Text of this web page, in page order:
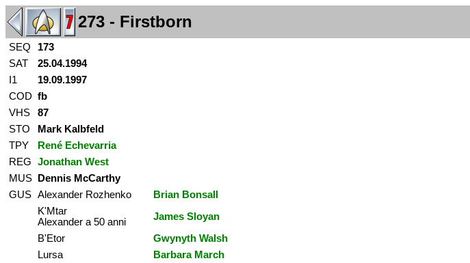
273 - Firstborn
SEQ
173
SAT
25.04.1994
I1
19.09.1997
COD fb
VHS
87
STO
Mark Kalbfeld
TPY
René Echevarria
REG
Jonathan West
MUS
Dennis McCarthy
GUS Alexander Rozhenko
Brian Bonsall
K'Mtar
Alexander a 50 anni
James Sloyan
B'Etor
Gwynyth Walsh
Lursa
Barbara March